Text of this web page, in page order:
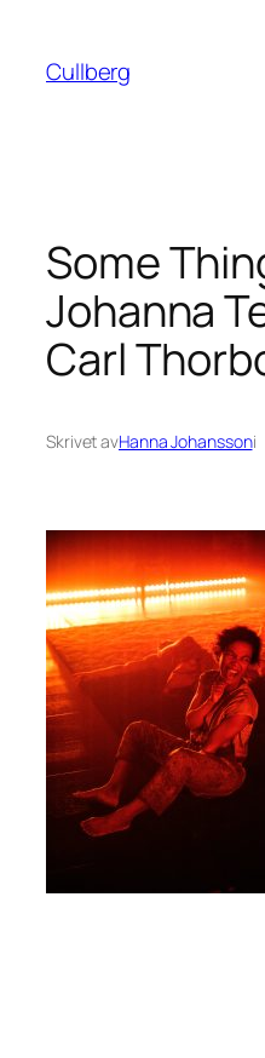
innehåll
Cullberg
Some
Johanna
Carl
Skrivet avHanna Johanssoni